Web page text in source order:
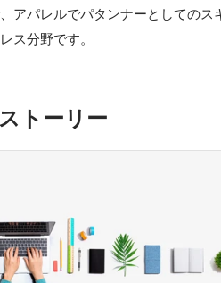
アパレルでパタンナーとしてのス
ス分野です。
トーリー